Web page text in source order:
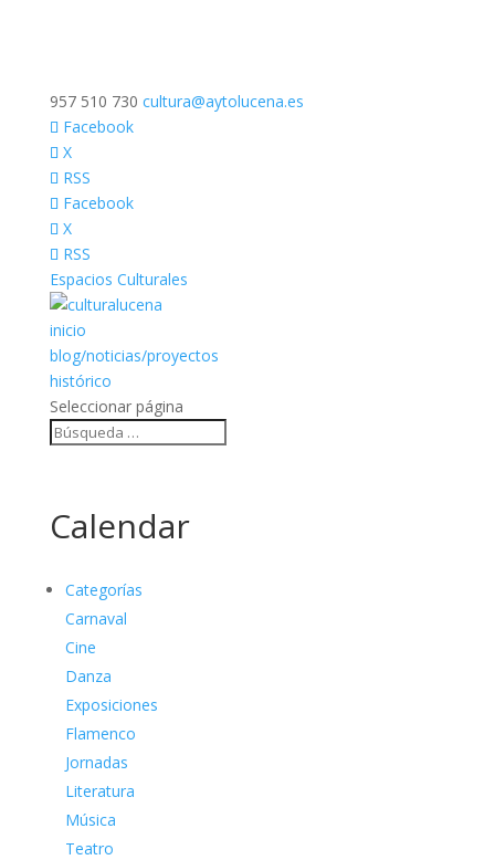
957 510 730 cultura@aytolucena.es
Facebook
X
RSS
Facebook
X
RSS
Espacios Culturales
inicio
blog/noticias/proyectos
histórico
Seleccionar página
Calendar
Categorías
Carnaval
Cine
Danza
Exposiciones
Flamenco
Jornadas
Literatura
Música
Teatro